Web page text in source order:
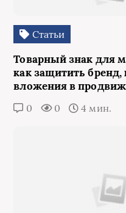
Статьи
Товарный знак для
как защитить бренд,
вложения в
0 0 4 мин.